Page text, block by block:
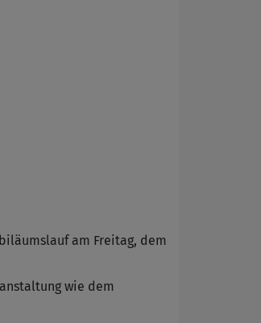
am Freitag, dem
wie dem